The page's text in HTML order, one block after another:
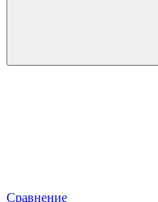
Сравнение